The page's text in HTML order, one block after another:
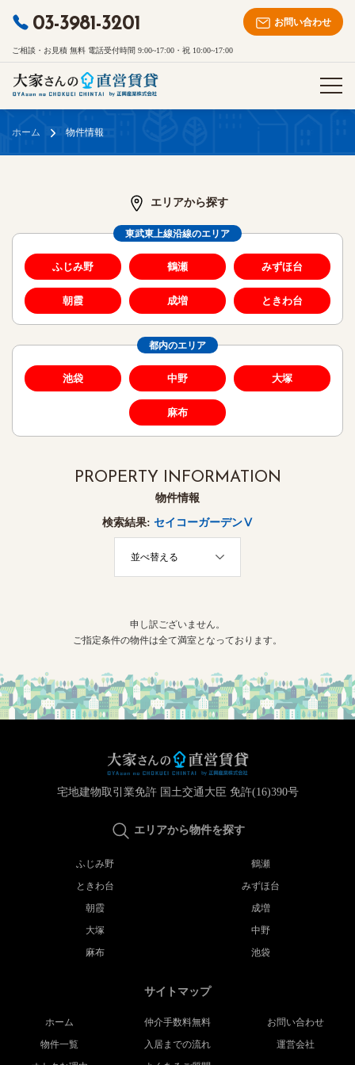
03-3981-3201
ご相談・お見積 無料 電話受付時間 9:00~17:00・祝 10:00~17:00
お問い合わせ
ホーム 物件情報
エリアから探す
東武東上線沿線のエリア
ふじみ野 鶴瀬 みずほ台
朝霞 成増 ときわ台
都内のエリア
池袋 中野 大塚
麻布
PROPERTY INFORMATION
物件情報
検索結果: セイコーガーデンⅤ
並べ替える
申し訳ございません。
ご指定条件の物件は全て満室となっております。
宅地建物取引業免許 国土交通大臣 免許(16)390号
エリアから物件を探す
ふじみ野
鶴瀬
ときわ台
みずほ台
朝霞
成増
大塚
中野
麻布
池袋
サイトマップ
ホーム
物件一覧
仲介手数料無料
入居までの流れ
お問い合わせ
運営会社